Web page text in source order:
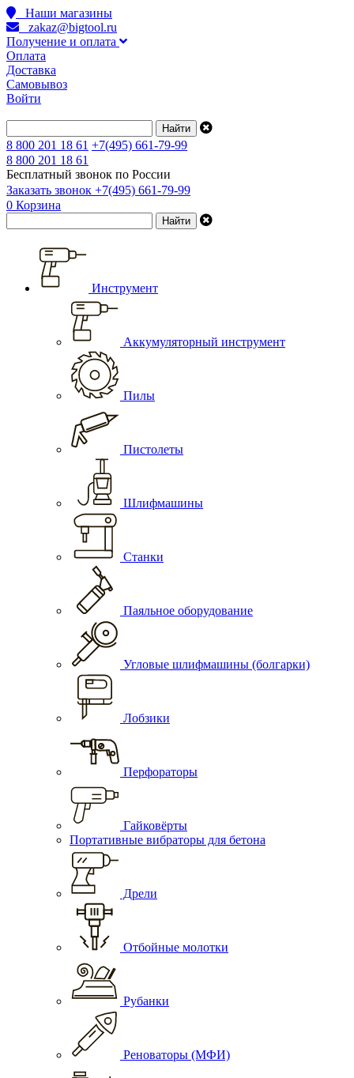
Наши магазины
zakaz@bigtool.ru
Получение и оплата
Оплата
Доставка
Самовывоз
Войти
8 800 201 18 61 +7(495) 661-79-99
8 800 201 18 61
Бесплатный звонок по России
Заказать звонок +7(495) 661-79-99
0 Корзина
Инструмент
Аккумуляторный инструмент
Пилы
Пистолеты
Шлифмашины
Станки
Паяльное оборудование
Угловые шлифмашины (болгарки)
Лобзики
Перфораторы
Гайковёрты
Портативные вибраторы для бетона
Дрели
Отбойные молотки
Рубанки
Реноваторы (МФИ)